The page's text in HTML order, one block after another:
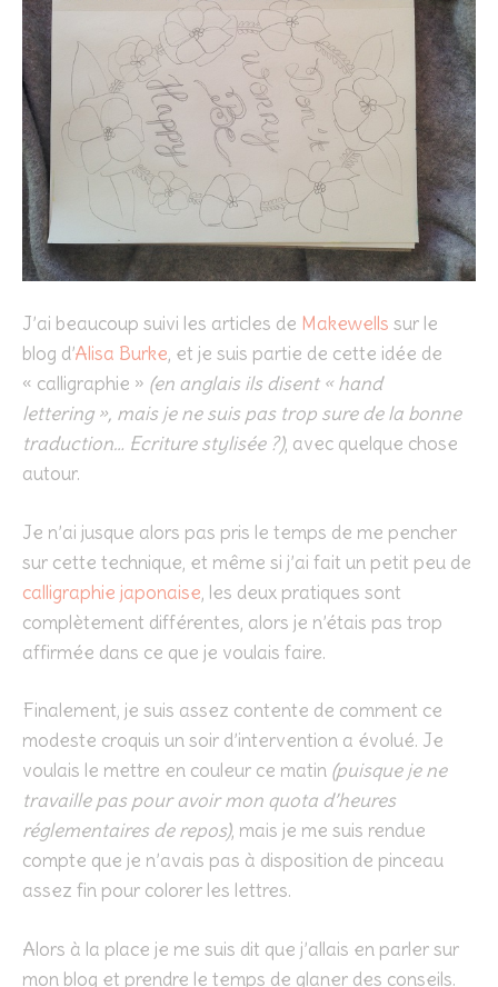
J’ai beaucoup suivi les articles de Makewells sur le
blog d’Alisa Burke, et je suis partie de cette idée de
« calligraphie » (en anglais ils disent « hand
lettering », mais je ne suis pas trop sure de la bonne
traduction… Ecriture stylisée ?), avec quelque chose
autour.
Je n’ai jusque alors pas pris le temps de me pencher
sur cette technique, et même si j’ai fait un petit peu de
calligraphie japonaise, les deux pratiques sont
complètement différentes, alors je n’étais pas trop
affirmée dans ce que je voulais faire.
Finalement, je suis assez contente de comment ce
modeste croquis un soir d’intervention a évolué. Je
voulais le mettre en couleur ce matin (puisque je ne
travaille pas pour avoir mon quota d’heures
réglementaires de repos), mais je me suis rendue
compte que je n’avais pas à disposition de pinceau
assez fin pour colorer les lettres.
Alors à la place je me suis dit que j’allais en parler sur
mon blog et prendre le temps de glaner des conseils.